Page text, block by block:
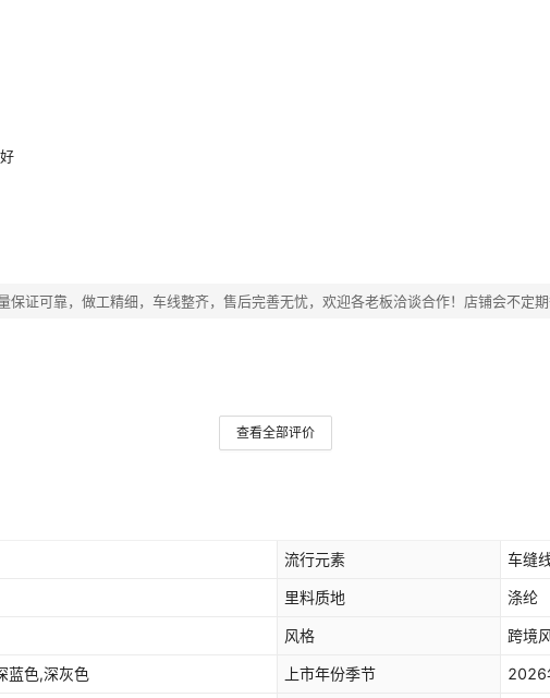
证可靠，做工精细，车线整齐，售后完善无忧，欢迎各老板洽谈合作！店铺会不定
查看全部评价
流行元素 车缝
里料质地 涤纶
风格 跨境
蓝色,深灰色 上市年份季节 2026